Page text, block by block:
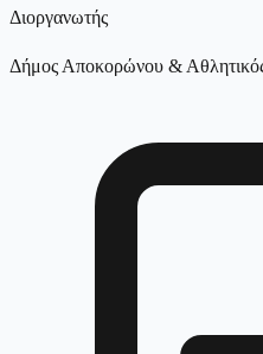
Διοργανωτής
Δήμος Αποκορώνου &